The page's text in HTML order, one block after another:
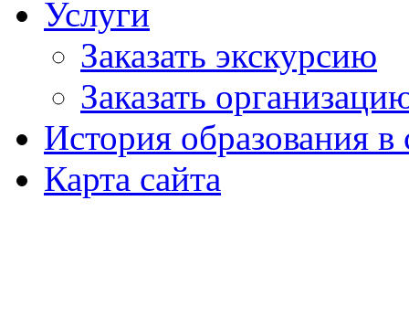
Услуги
Заказать экскурсию
Заказать
История образования в
Карта сайта